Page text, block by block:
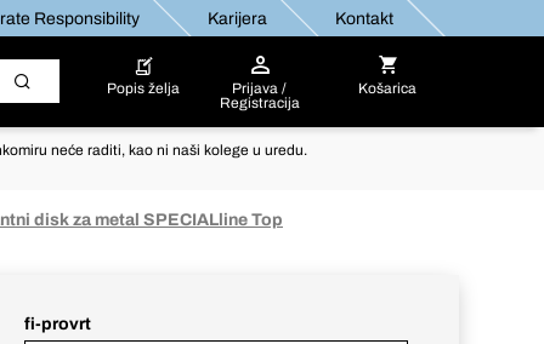
Responsibility Karijera Kontakt
Popis želja
Prijava /
Registracija
Košarica
neće raditi, kao ni naši kolege u uredu.
disk za metal SPECIALline Top
fi-provrt